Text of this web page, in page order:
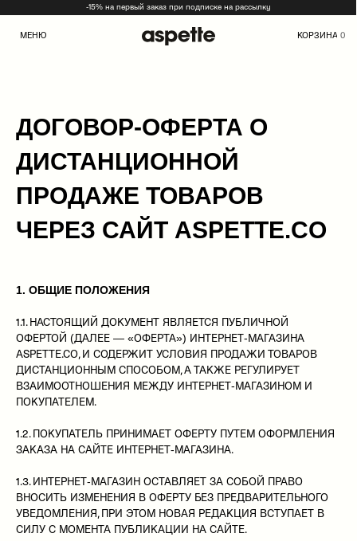
-15% на первый заказ при подписке на рассылку
ДОГОВОР-ОФЕРТА О
ДИСТАНЦИОННОЙ
ПРОДАЖЕ ТОВАРОВ
ЧЕРЕЗ САЙТ ASPETTE.CO
1. ОБЩИЕ ПОЛОЖЕНИЯ
1.1. НАСТОЯЩИЙ ДОКУМЕНТ ЯВЛЯЕТСЯ ПУБЛИЧНОЙ
ОФЕРТОЙ (ДАЛЕЕ — «ОФЕРТА») ИНТЕРНЕТ-МАГАЗИНА
ASPETTE.CO, И СОДЕРЖИТ УСЛОВИЯ ПРОДАЖИ ТОВАРОВ
ДИСТАНЦИОННЫМ СПОСОБОМ, А ТАКЖЕ РЕГУЛИРУЕТ
ВЗАИМООТНОШЕНИЯ МЕЖДУ ИНТЕРНЕТ-МАГАЗИНОМ И
ПОКУПАТЕЛЕМ.
1.2. ПОКУПАТЕЛЬ ПРИНИМАЕТ ОФЕРТУ ПУТЕМ ОФОРМЛЕНИЯ
ЗАКАЗА НА САЙТЕ ИНТЕРНЕТ-МАГАЗИНА.
1.3. ИНТЕРНЕТ-МАГАЗИН ОСТАВЛЯЕТ ЗА СОБОЙ ПРАВО
ВНОСИТЬ ИЗМЕНЕНИЯ В ОФЕРТУ БЕЗ ПРЕДВАРИТЕЛЬНОГО
УВЕДОМЛЕНИЯ, ПРИ ЭТОМ НОВАЯ РЕДАКЦИЯ ВСТУПАЕТ В
СИЛУ С МОМЕНТА ПУБЛИКАЦИИ НА САЙТЕ.